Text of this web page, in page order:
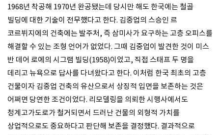
1968년 착공해 1970년 완공됐는데 당시만 해도 한국에는 철골
빌딩에 대한 기술이 전무했다고 한다. 김중업의 스승인 르
코르뷔지에의 건축에는 발주처, 즉 삼미사가 요구하는 고층 오피스를
해결할 수 있는 조형 언어가 없었다. 그때 김중업이 발견한 것이 미스
반 데어 로에의 시그램 빌딩(1958)이었고, 직접 스태프 두 명을
데리고 뉴욕으로 답사를 다녀왔다고 한다. 이처럼 한국 최초의 고층
건물이자 김중업 건축의 유산으로서 상징적 입면을 보존하는 것은
어쩌면 당연한 조건이었다. 리모델링을 의뢰한 시행사에서도
청계고가도로가 철거되면서 드러난 건물의 외형적 가치를
상업적으로도 중요하다고 판단해 보존을 결정했다. 결과적으로